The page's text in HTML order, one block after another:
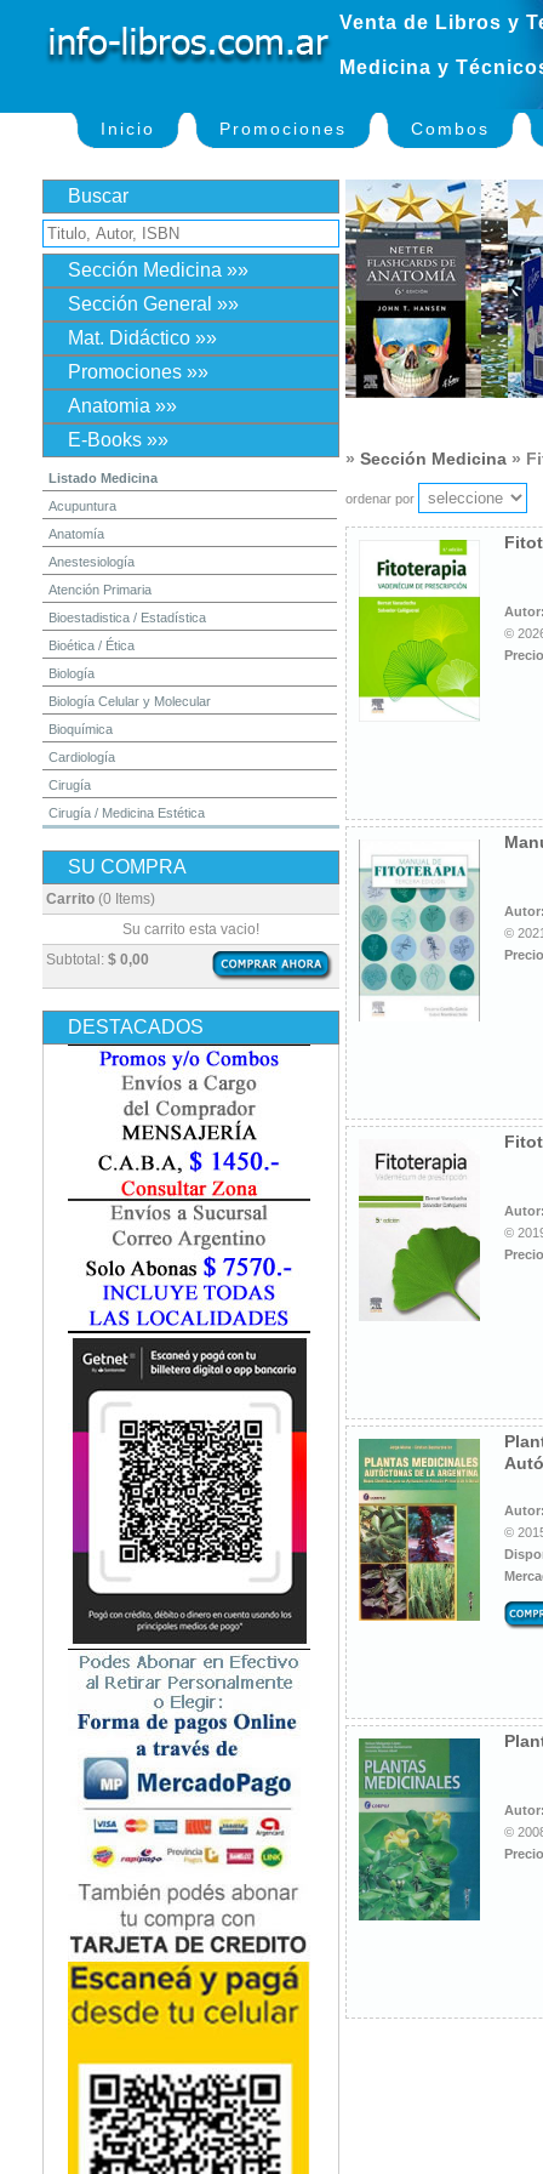
Venta de Libros y
Medicina y
Inicio Promociones Combos
Buscar
Sección Medicina »»
Sección General »»
Mat. Didáctico »»
Promociones »»
Anatomia »»
E-Books »»
Listado Medicina
Acupuntura
Anatomía
Anestesiología
Atención Primaria
Bioestadistica / Estadística
Bioética / Ética
Biología
Biología Celular y Molecular
Bioquímica
Cardiología
Cirugía
Cirugía / Medicina Estética
Dermatología
Diagnóstico por Imagen / Radiología
Embriología
Enfermería
Epidemiología
Farmacia / Farmacología
Fisiatría / Kinesiología
Fisiología / Fisiopatología
Fonoaudiología
Gastroenterología
Geriatría
Ginecología / Obstetricia
Hematología
Histología
Homeopatía
Infectología
Inmunología
Instrumentación Quirurgica
Medicina del Deporte / Rehabilitación
Medicina Emergencias / Urgencias
Medicina Forense / Legal
Medicina General
Medicina Interna
Microbiología
Nefrología
Neonatología / Pediatría
Neumología
Neuroanatomía / Neurociencia
Neurocirugía
Neurología
Nutrición
Odontología
Oftalmología
Oncología / Cuidados Paliativos
Ortopedía / Traumatología
Osteopatía
Otorrinolaringología
Podología
Psicología
Psiquiatría
Química
SU COMPRA
Carrito (0 Items)
Subtotal: $ 0,00
Su carrito esta vacio!
DESTACADOS
» Sección Medicina »
ordenar por
©
©
©
©
©